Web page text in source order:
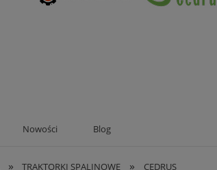
Nowości Blog
» TRAKTORKI SPALINOWE » CEDRUS